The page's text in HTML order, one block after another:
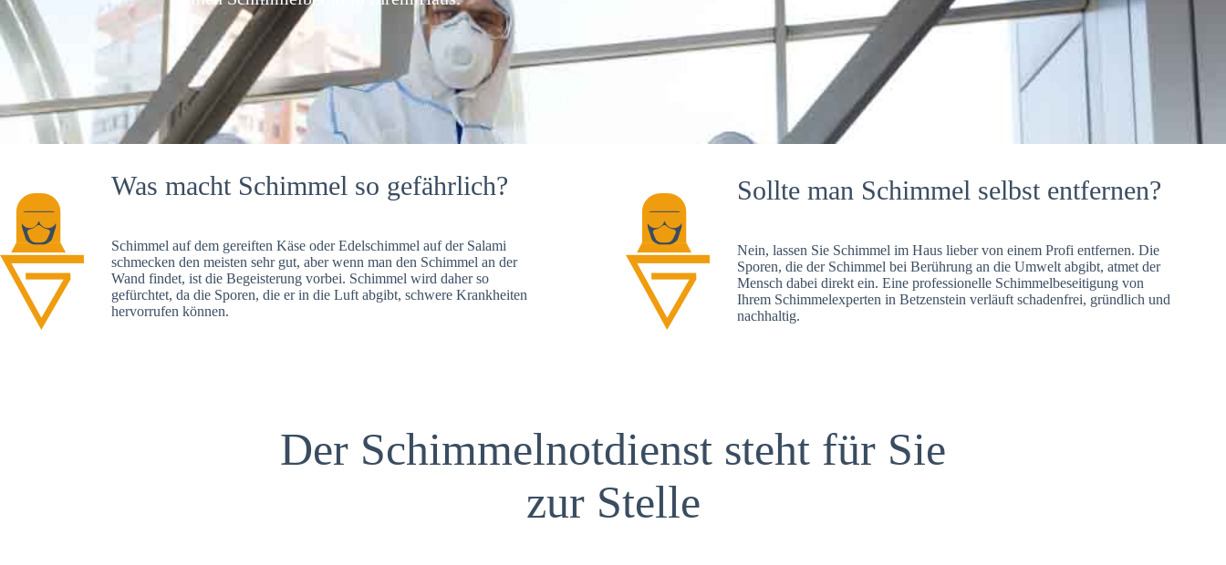
Was macht Schimmel so gefährlich?
Schimmel auf dem gereiften Käse oder Edelschimmel auf der Salami
schmecken den meisten sehr gut, aber wenn man den Schimmel an der
Wand findet, ist die Begeisterung vorbei. Schimmel wird daher so
gefürchtet, da die Sporen, die er in die Luft abgibt, schwere Krankheiten
hervorrufen können.
Sollte man Schimmel selbst entfernen?
Nein, lassen Sie Schimmel im Haus lieber von einem Profi entfernen. Die
Sporen, die der Schimmel bei Berührung an die Umwelt abgibt, atmet der
Mensch dabei direkt ein. Eine professionelle Schimmelbeseitigung von
Ihrem Schimmelexperten in Betzenstein verläuft schadenfrei, gründlich und
nachhaltig.
Der Schimmelnotdienst steht für Sie
zur Stelle